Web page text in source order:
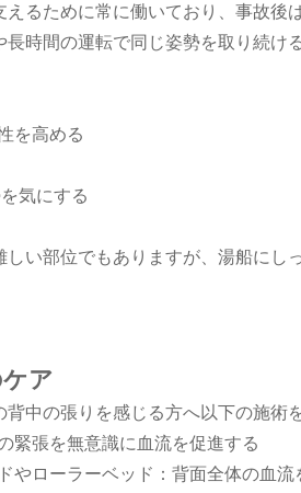
るために常に働いており、事故後
長時間の運転で同じ姿勢を取り続け
を高める
気にする
しい部位でもありますが、湯船に
ア
背中の張りを感じる方へ以下の施術
緊張を無意識に血流を促進する
やローラーベッド：背面全体の血